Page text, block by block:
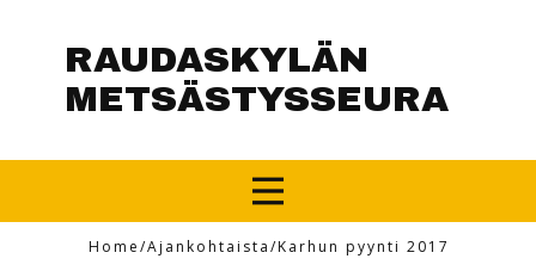
RAUDASKYLÄN
METSÄSTYSSEURA
Home/Ajankohtaista/Karhun pyynti 2017